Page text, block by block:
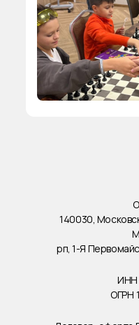
140030,
рп, 1-Я
ИНН
ОГРН